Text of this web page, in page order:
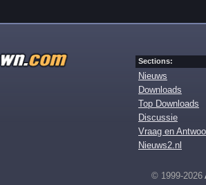
Sections:
Nieuws
Downloads
Top Downloads
Discussie
Vraag en
Nieuws2.nl
© 1999-2026